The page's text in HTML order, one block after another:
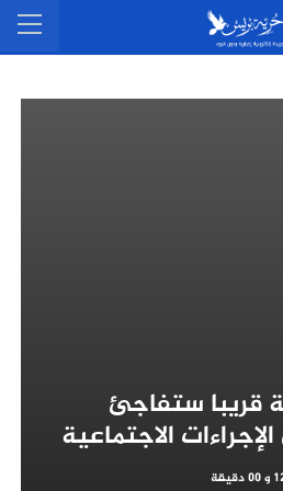
قريبا ستفاجئ
الاجتماعية